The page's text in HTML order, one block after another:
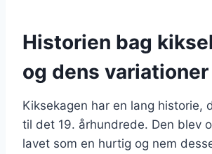
Historien bag
og dens variationer
Kiksekagen har en lang historie,
til det 19. århundrede. Den blev
lavet som en hurtig og nem